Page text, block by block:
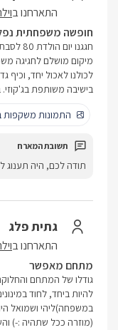
התארחנו ב
חופשה משפחתית
חגגנו
מיקום מושלם לחגיגה
לכולנו לאכול יחד, וכיף
בישיבה משותפת
התמונות
תודה לכם, היה
גתית פלג
התארחנו ב
מתחם מאפשר
גודלו של המתחם
להיות ביחד, לחוד
במשפחה)ליהי ושמואל
(מוזרה ככל שתהיה :-)